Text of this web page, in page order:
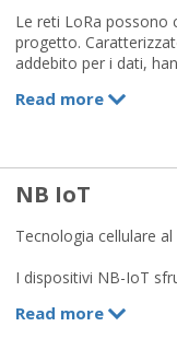
Le reti LoRa possono
progetto.
addebito per i dati,
I prodotti LoRa della
scarsamente
appunto la necessità
la telelettura dei
strutturaleed il
La ns. offerta si
perchè possiamo
ns clienti, che
Read more
NB IoT
Tecnologia cellulare
I dispositivi NB-IoT
conveniente. Infatti
Read more